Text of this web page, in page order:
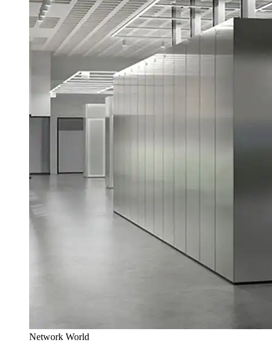
Network World